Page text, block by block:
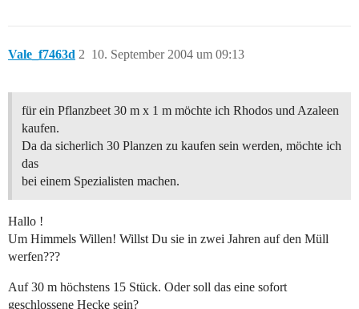
Vale_f7463d 10. September 2004 um 09:13
2
für ein Pflanzbeet 30 m x 1 m möchte ich Rhodos und Azaleen
kaufen.
Da da sicherlich 30 Planzen zu kaufen sein werden, möchte ich
das
bei einem Spezialisten machen.
Hallo !
Um Himmels Willen! Willst Du sie in zwei Jahren auf den Müll
werfen???
Auf 30 m höchstens 15 Stück. Oder soll das eine sofort
geschlossene Hecke sein?